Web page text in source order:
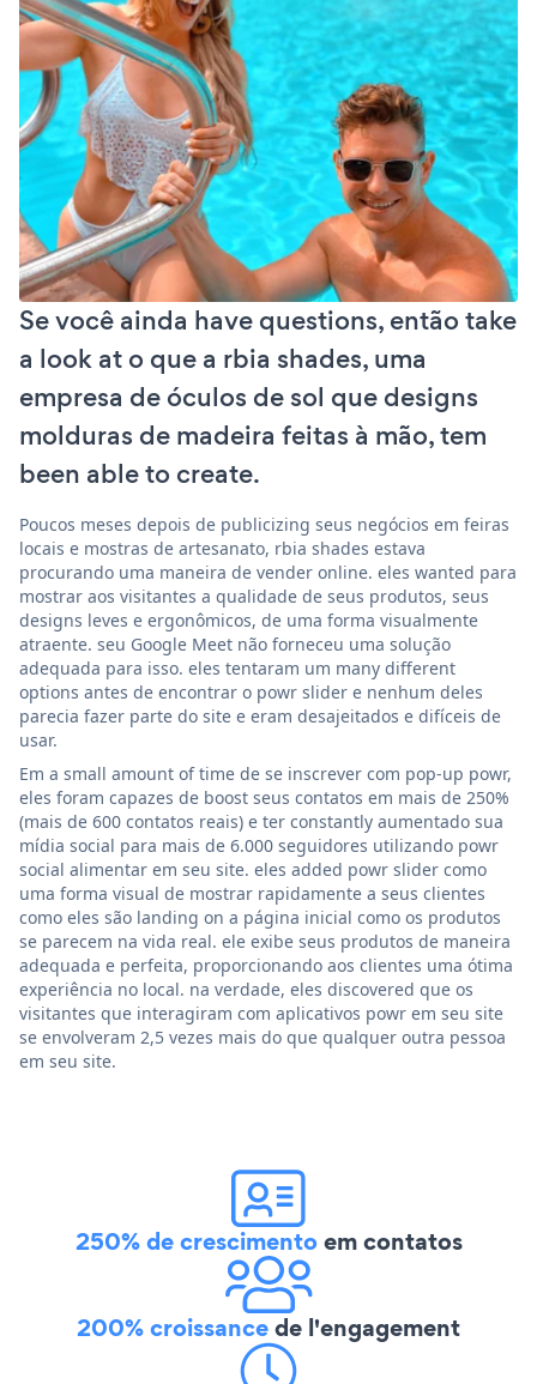
Se você ainda have questions, então take
a look at o que a rbia shades, uma
empresa de óculos de sol que designs
molduras de madeira feitas à mão, tem
been able to create.
Poucos meses depois de publicizing seus negócios em feiras
locais e mostras de artesanato, rbia shades estava
procurando uma maneira de vender online. eles wanted para
mostrar aos visitantes a qualidade de seus produtos, seus
designs leves e ergonômicos, de uma forma visualmente
atraente. seu Google Meet não forneceu uma solução
adequada para isso. eles tentaram um many different
options antes de encontrar o powr slider e nenhum deles
parecia fazer parte do site e eram desajeitados e difíceis de
usar.
Em a small amount of time de se inscrever com pop-up powr,
eles foram capazes de boost seus contatos em mais de 250%
(mais de 600 contatos reais) e ter constantly aumentado sua
mídia social para mais de 6.000 seguidores utilizando powr
social alimentar em seu site. eles added powr slider como
uma forma visual de mostrar rapidamente a seus clientes
como eles são landing on a página inicial como os produtos
se parecem na vida real. ele exibe seus produtos de maneira
adequada e perfeita, proporcionando aos clientes uma ótima
experiência no local. na verdade, eles discovered que os
visitantes que interagiram com aplicativos powr em seu site
se envolveram 2,5 vezes mais do que qualquer outra pessoa
em seu site.
250% de crescimentoem contatos
200% croissancede l'engagement